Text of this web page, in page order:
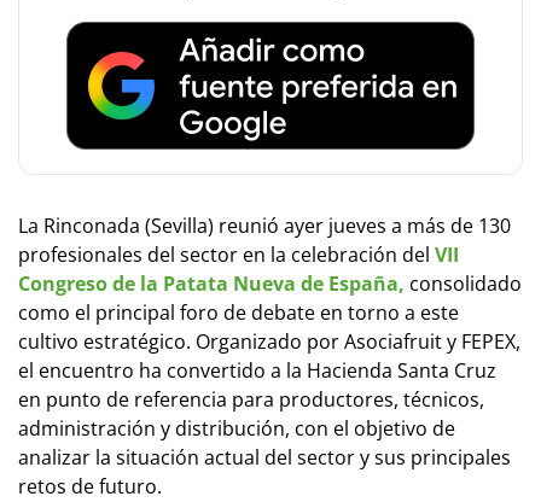
La Rinconada (Sevilla) reunió ayer jueves a más de 130
profesionales del sector en la celebración del VII
Congreso de la Patata Nueva de España, consolidado
como el principal foro de debate en torno a este
cultivo estratégico. Organizado por Asociafruit y FEPEX,
el encuentro ha convertido a la Hacienda Santa Cruz
en punto de referencia para productores, técnicos,
administración y distribución, con el objetivo de
analizar la situación actual del sector y sus principales
retos de futuro.